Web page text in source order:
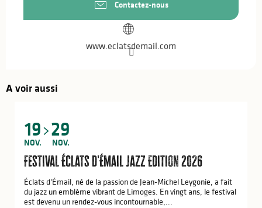
Contactez-nous
www.eclatsdemail.com
A voir aussi
19
NOV.
29
NOV.
Festival Éclats d'Émail Jazz Edition 2026
Éclats d’Émail, né de la passion de Jean-Michel Leygonie, a fait
du jazz un emblème vibrant de Limoges. En vingt ans, le festival
est devenu un rendez-vous incontournable,...